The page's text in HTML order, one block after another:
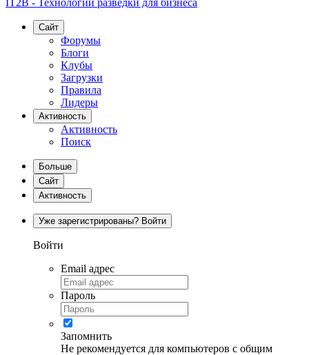
Сайт
Форумы
Блоги
Клубы
Загрузки
Правила
Лидеры
Активность
Активность
Поиск
Больше
Сайт
Активность
Уже зарегистрированы? Войти
Войти
Email адрес
Пароль
Запомнить
Не рекомендуется для компьютеров с общим